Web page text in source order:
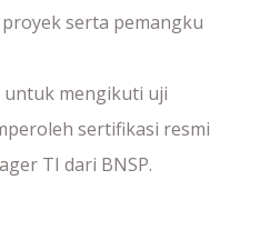
serta pemangku
mengikuti uji
sertifikasi resmi
TI dari BNSP.